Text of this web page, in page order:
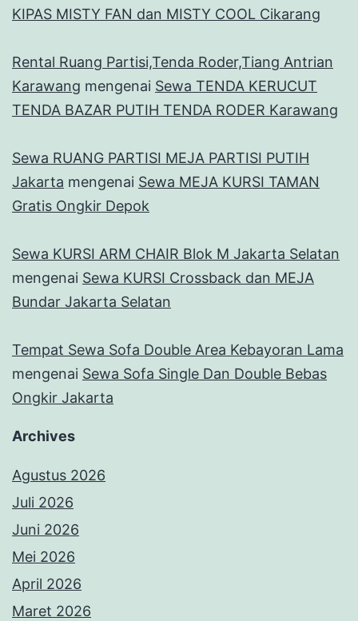
KIPAS MISTY FAN dan MISTY COOL Cikarang
Rental Ruang Partisi,Tenda Roder,Tiang Antrian
Karawang mengenai Sewa TENDA KERUCUT
TENDA BAZAR PUTIH TENDA RODER Karawang
Sewa RUANG PARTISI MEJA PARTISI PUTIH
Jakarta mengenai Sewa MEJA KURSI TAMAN
Gratis Ongkir Depok
Sewa KURSI ARM CHAIR Blok M Jakarta Selatan
mengenai Sewa KURSI Crossback dan MEJA
Bundar Jakarta Selatan
Tempat Sewa Sofa Double Area Kebayoran Lama
mengenai Sewa Sofa Single Dan Double Bebas
Ongkir Jakarta
Archives
Agustus 2026
Juli 2026
Juni 2026
Mei 2026
April 2026
Maret 2026